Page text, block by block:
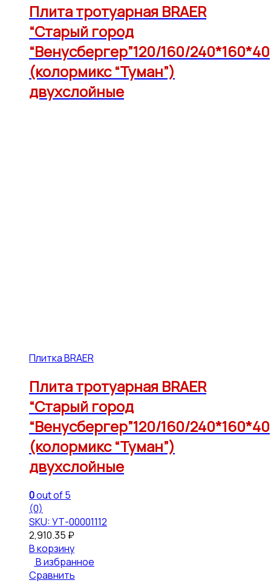
Плита тротуарная BRAER
“Старый город
“Венусбергер”120/160/240*160*40
(колормикс “Туман”)
двухслойные
Плитка BRAER
Плита тротуарная BRAER
“Старый город
“Венусбергер”120/160/240*160*40
(колормикс “Туман”)
двухслойные
0out of 5
(0)
SKU: УТ-00001112
2,910.35 ₽
В корзину
В избранное
Сравнить